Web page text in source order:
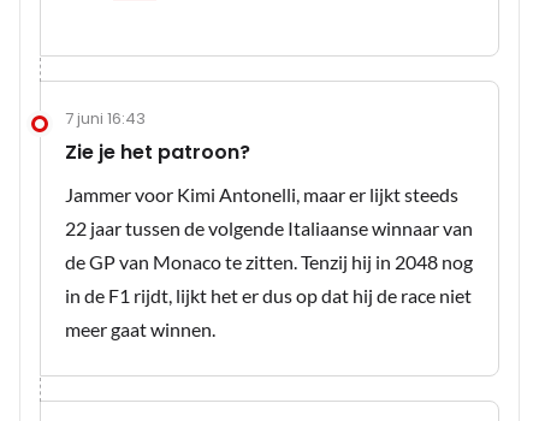
7 juni 16:43
Zie je het patroon?
Jammer voor Kimi Antonelli, maar er lijkt steeds
22 jaar tussen de volgende Italiaanse winnaar van
de GP van Monaco te zitten. Tenzij hij in 2048 nog
in de F1 rijdt, lijkt het er dus op dat hij de race niet
meer gaat winnen.